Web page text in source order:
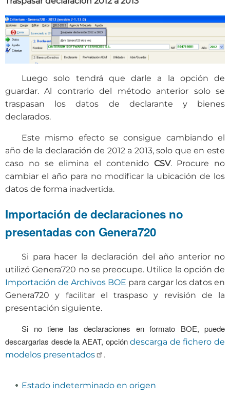
Luego solo tendrá que darle a la opción de
guardar. Al contrario del método anterior solo se
traspasan los datos de declarante y bienes
declarados.
Este mismo efecto se consigue cambiando el
año de la declaración de 2012 a 2013, solo que en este
caso no se elimina el contenido CSV. Procure no
cambiar el año para no modificar la ubicación de los
datos de forma inadvertida.
Importación de declaraciones no
presentadas con Genera720
Si para hacer la declaración del año anterior no
utilizó Genera720 no se preocupe. Utilice la opción de
Importación de Archivos BOE para cargar los datos en
Genera720 y facilitar el traspaso y revisión de la
presentación siguiente.
Si no tiene las declaraciones en formato BOE, puede
descargarlas desde la AEAT, opcióndescarga de fichero de
modelos presentados
.
Estado indeterminado en origen